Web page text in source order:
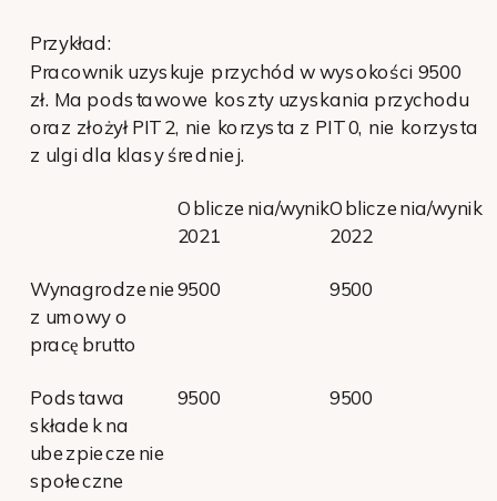
Przykład:
Pracownik uzyskuje przychód w wysokości 9500
zł. Ma podstawowe koszty uzyskania przychodu
oraz złożył PIT 2, nie korzysta z PIT 0, nie korzysta
z ulgi dla klasy średniej.
Obliczenia/wynik
2021
Obliczenia/wynik
2022
Wynagrodzenie
z umowy o
pracę brutto
9500 9500
Podstawa
składek na
ubezpieczenie
społeczne
9500 9500